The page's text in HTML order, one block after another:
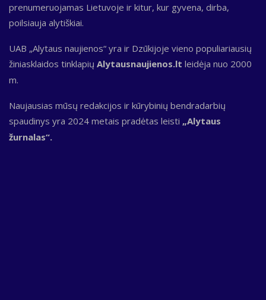
prenumeruojamas Lietuvoje ir kitur, kur gyvena, dirba,
poilsiauja alytiškiai.
UAB „Alytaus naujienos“ yra ir Dzūkijoje vieno populiariausių
žiniasklaidos tinklapių Alytausnaujienos.lt leidėja nuo 2000
m.
Naujausias mūsų redakcijos ir kūrybinių bendradarbių
spaudinys yra 2024 metais pradėtas leisti „Alytaus
žurnalas“.